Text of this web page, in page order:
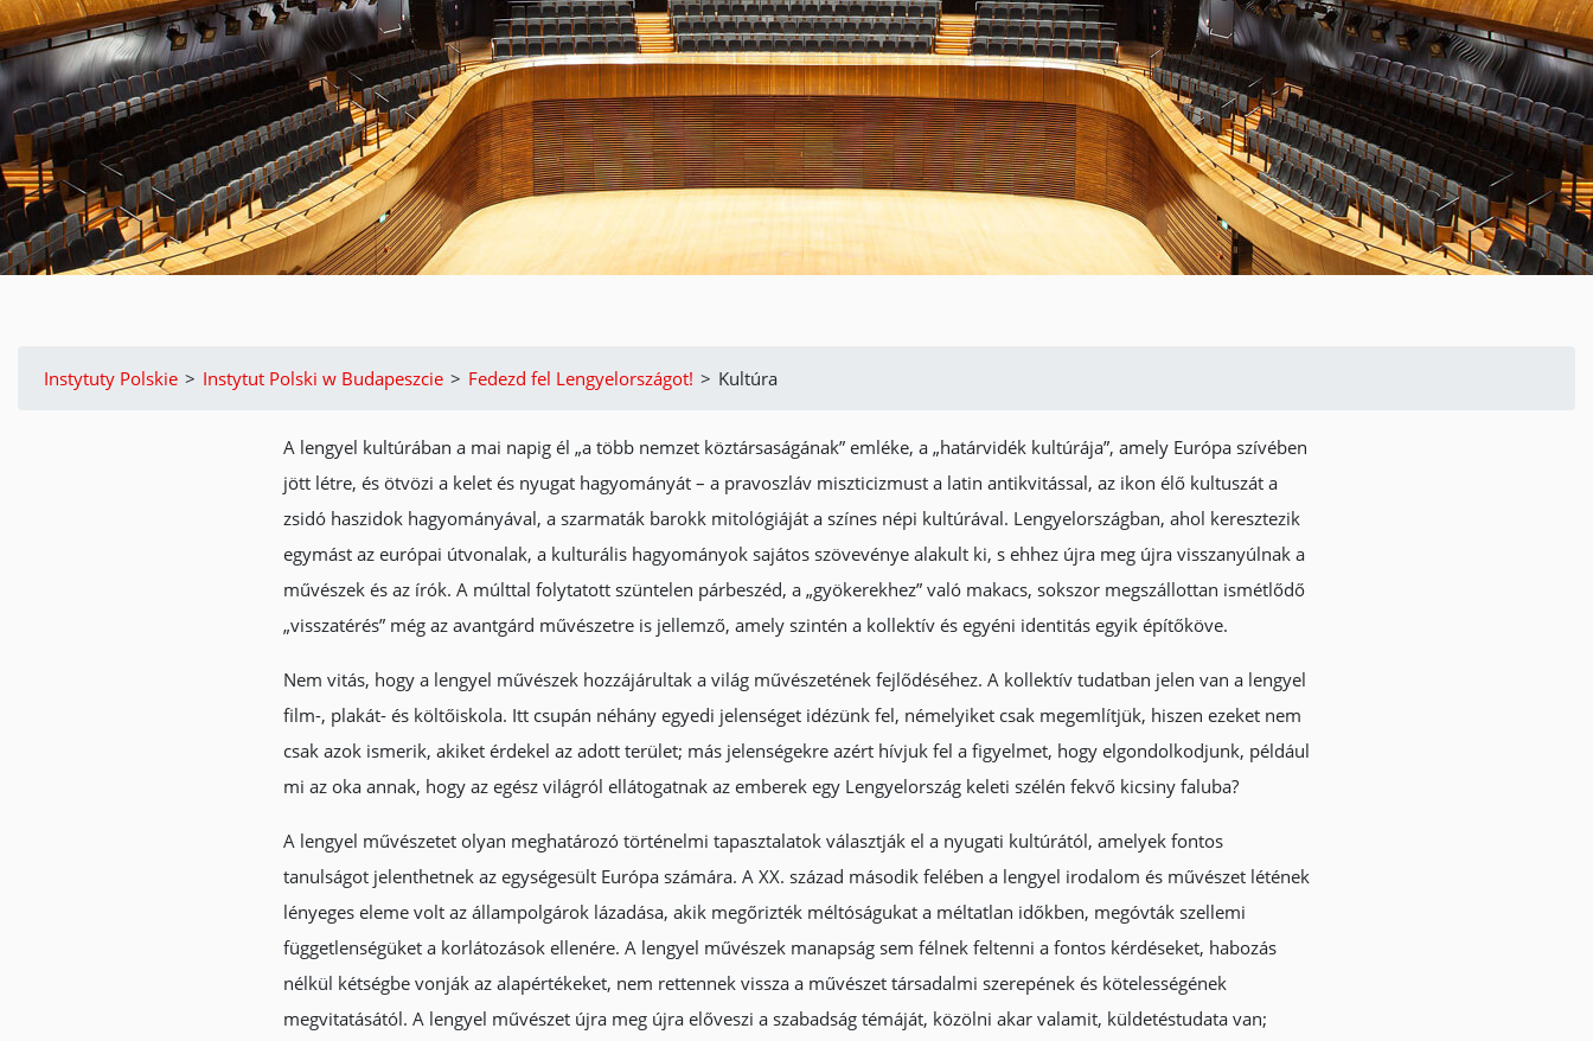
Instytuty Polskie > Instytut Polski w Budapeszcie > Fedezd fel Lengyelországot! > Kultúra
A lengyel kultúrában a mai napig él „a több nemzet köztársaságának” emléke, a „határvidék kultúrája”, amely Európa szívében
jött létre, és ötvözi a kelet és nyugat hagyományát – a pravoszláv miszticizmust a latin antikvitással, az ikon élő kultuszát a
zsidó haszidok hagyományával, a szarmaták barokk mitológiáját a színes népi kultúrával. Lengyelországban, ahol keresztezik
egymást az európai útvonalak, a kulturális hagyományok sajátos szövevénye alakult ki, s ehhez újra meg újra visszanyúlnak a
művészek és az írók. A múlttal folytatott szüntelen párbeszéd, a „gyökerekhez” való makacs, sokszor megszállottan ismétlődő
„visszatérés” még az avantgárd művészetre is jellemző, amely szintén a kollektív és egyéni identitás egyik építőköve.
Nem vitás, hogy a lengyel művészek hozzájárultak a világ művészetének fejlődéséhez. A kollektív tudatban jelen van a lengyel
film-, plakát- és költőiskola. Itt csupán néhány egyedi jelenséget idézünk fel, némelyiket csak megemlítjük, hiszen ezeket nem
csak azok ismerik, akiket érdekel az adott terület; más jelenségekre azért hívjuk fel a figyelmet, hogy elgondolkodjunk, például
mi az oka annak, hogy az egész világról ellátogatnak az emberek egy Lengyelország keleti szélén fekvő kicsiny faluba?
A lengyel művészetet olyan meghatározó történelmi tapasztalatok választják el a nyugati kultúrától, amelyek fontos
tanulságot jelenthetnek az egységesült Európa számára. A XX. század második felében a lengyel irodalom és művészet létének
lényeges eleme volt az állampolgárok lázadása, akik megőrizték méltóságukat a méltatlan időkben, megóvták szellemi
függetlenségüket a korlátozások ellenére. A lengyel művészek manapság sem félnek feltenni a fontos kérdéseket, habozás
nélkül kétségbe vonják az alapértékeket, nem rettennek vissza a művészet társadalmi szerepének és kötelességének
megvitatásától. A lengyel művészet újra meg újra előveszi a szabadság témáját, közölni akar valamit, küldetéstudata van;